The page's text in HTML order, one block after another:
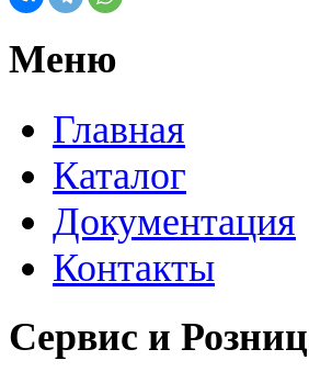
Меню
Главная
Каталог
Документация
Контакты
Сервис и